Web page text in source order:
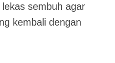
sembuh agar
kembali dengan